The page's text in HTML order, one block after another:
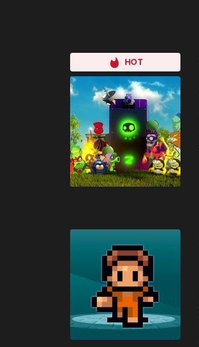
HOT